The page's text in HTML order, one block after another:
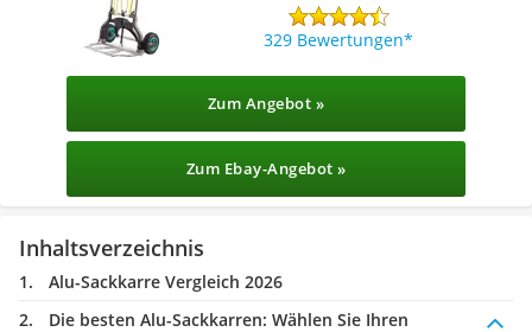
329 Bewertungen
Zum Angebot »
Zum Ebay-Angebot »
Inhaltsverzeichnis
Alu-Sackkarre Vergleich 2026
Die besten Alu-Sackkarren: Wählen Sie Ihren